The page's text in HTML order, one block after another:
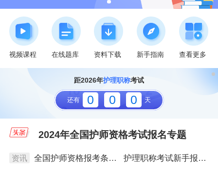
视频课程 在线题库 资料下载 新手指南 查看更多
距2026年护理职称考试
还有 0 0 0 天
2024年全国护师资格考试报名专题
资讯 全国护师资格报考条件及解读 护理职称考试新手报考指南